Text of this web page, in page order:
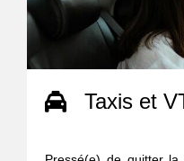
Taxis et